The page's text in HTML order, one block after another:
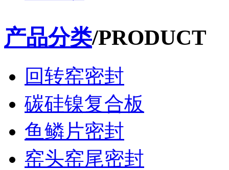
产品分类/PRODUCT
回转窑密封
碳硅镍复合板
鱼鳞片密封
窑头窑尾密封